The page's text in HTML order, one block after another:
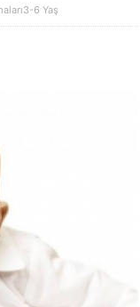
3-6 Yaş